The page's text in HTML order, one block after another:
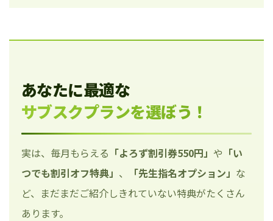
あなたに最適な
サブスクプランを選ぼう！
実は、毎月もらえる 「よろず割引券550円」 や 「い
つでも割引オフ特典」 、 「先生指名オプション」 な
ど、まだまだご紹介しきれていない特典がたくさん
あります。